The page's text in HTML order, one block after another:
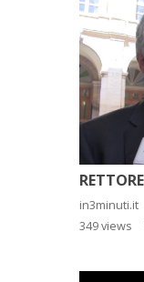
in3minuti.it
349 views